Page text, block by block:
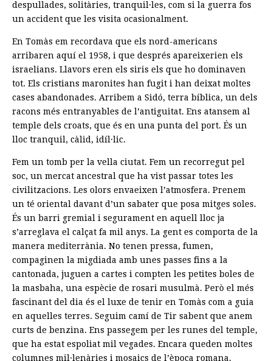
despullades, solitàries, tranquil·les, com si la guerra fos
un accident que les visita ocasionalment.
En Tomàs em recordava que els nord-americans
arribaren aquí el 1958, i que després apareixerien els
israelians. Llavors eren els siris els que ho dominaven
tot. Els cristians maronites han fugit i han deixat moltes
cases abandonades. Arribem a Sidó, terra bíblica, un dels
racons més entranyables de l’antiguitat. Ens atansem al
temple dels croats, que és en una punta del port. És un
lloc tranquil, càlid, idíl·lic.
Fem un tomb per la vella ciutat. Fem un recorregut pel
soc, un mercat ancestral que ha vist passar totes les
civilitzacions. Les olors envaeixen l’atmosfera. Prenem
un té oriental davant d’un sabater que posa mitges soles.
És un barri gremial i segurament en aquell lloc ja
s’arreglava el calçat fa mil anys. La gent es comporta de la
manera mediterrània. No tenen pressa, fumen,
compaginen la migdiada amb unes passes fins a la
cantonada, juguen a cartes i compten les petites boles de
la masbaha, una espècie de rosari musulmà. Però el més
fascinant del dia és el luxe de tenir en Tomàs com a guia
en aquelles terres. Seguim camí de Tir sabent que anem
curts de benzina. Ens passegem per les runes del temple,
que ha estat espoliat mil vegades. Encara queden moltes
columnes mil·lenàries i mosaics de l’època romana.